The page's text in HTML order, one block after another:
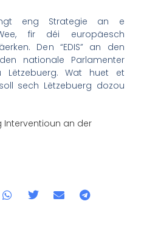
eng Strategie an e
fir déi europäesch
Den “EDIS” an den
nationale Parlamenter
Lëtzebuerg. Wat huet et
sech Lëtzebuerg dozou
Interventioun an der